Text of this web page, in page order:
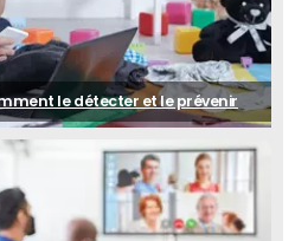
le détecter et le prévenir